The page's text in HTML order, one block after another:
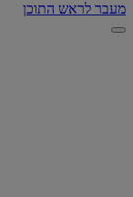
מעבר לראש התוכן